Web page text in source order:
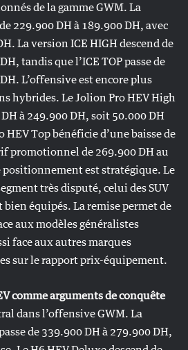
de la gamme GWM. La
229.900 DH à 189.900 DH, avec
La version ICE HIGH descend de
tandis que l’ICE TOP passe de
L’offensive est encore plus
hybrides. Le Jolion Pro HEV High
à 249.900 DH, soit 50.000 DH
HEV Top bénéficie d’une baisse de
promotionnel de 269.900 DH au
positionnement est stratégique. Le
très disputé, celui des SUV
bien équipés. La remise permet de
aux modèles généralistes
face aux autres marques
sur le rapport prix-équipement.
comme arguments de conquête
dans l’offensive GWM. La
de 339.900 DH à 279.900 DH,